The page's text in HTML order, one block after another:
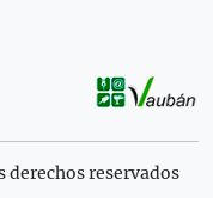
reservados